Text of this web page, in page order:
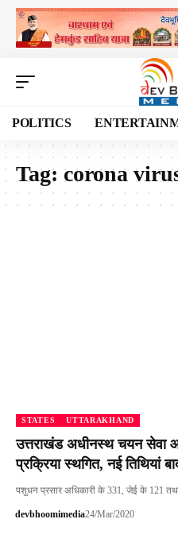
POLITICS
Tag: corona
STATES UTTARAKHAND
उत्तराखंड अधीनस्थ चयन सेवा
प्रक्रिया स्थगित, नई तिथियां
पशुधन प्रसार अधिकारी के 331, जेई के 121
devbhoomimedia24/Mar/2020